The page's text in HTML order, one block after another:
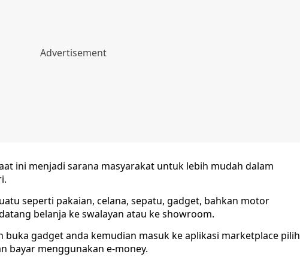
ini menjadi sarana masyarakat untuk lebih mudah dalam
seperti pakaian, celana, sepatu, gadget, bahkan motor
belanja ke swalayan atau ke showroom.
buka gadget anda kemudian masuk ke aplikasi marketplace pilih
bayar menggunakan e-money.